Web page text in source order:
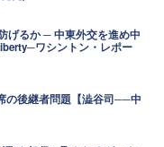
げるか ─ 中東外交を進め中
ワシントン・レポー
の後継者問題【澁谷司──中